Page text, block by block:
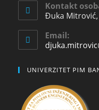
Kontakt
Đuka Mitrović,
Email:
UNIVERZITET PIM